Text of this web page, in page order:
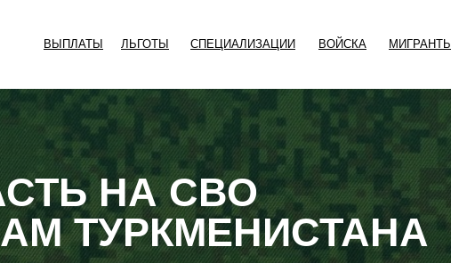
СПЕЦИАЛИЗАЦИИ ВОЙСКА МИГРАНТЫ
ЛЬГОТЫ
ВЫПЛАТЫ
НА СВО
ТУРКМЕНИСТАНА